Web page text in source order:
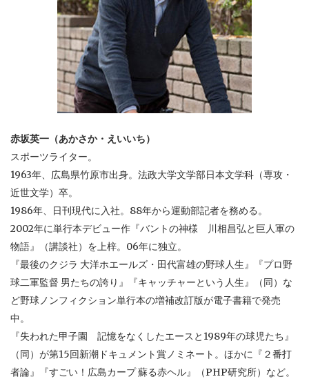
赤坂英一（あかさか・えいいち）
スポーツライター。
1963年、広島県竹原市出身。法政大学文学部日本文学科（専攻・
近世文学）卒。
1986年、日刊現代に入社。88年から運動部記者を務める。
2002年に単行本デビュー作『バントの神様 川相昌弘と巨人軍の
物語』（講談社）を上梓。06年に独立。
『最後のクジラ 大洋ホエールズ・田代富雄の野球人生』『プロ野
球二軍監督 男たちの誇り』『キャッチャーという人生』（同）な
ど野球ノンフィクション単行本の増補改訂版が電子書籍で発売
中。
『失われた甲子園 記憶をなくしたエースと1989年の球児たち』
（同）が第15回新潮ドキュメント賞ノミネート。ほかに『２番打
者論』『すごい！広島カープ 蘇る赤ヘル』（PHP研究所）など。